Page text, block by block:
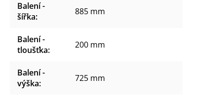
Balení -
šířka: 885 mm
Balení -
tloušťka: 200 mm
Balení -
výška: 725 mm